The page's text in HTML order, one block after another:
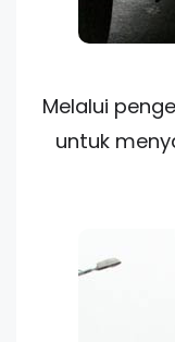
Melalui
untuk